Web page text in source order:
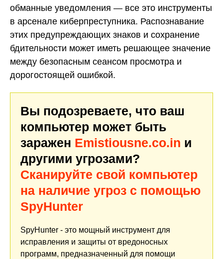
обманные уведомления — все это инструменты
в арсенале киберпреступника. Распознавание
этих предупреждающих знаков и сохранение
бдительности может иметь решающее значение
между безопасным сеансом просмотра и
дорогостоящей ошибкой.
Вы подозреваете, что ваш
компьютер может быть
заражен Emistiousne.co.in и
другими угрозами?
Сканируйте свой компьютер
на наличие угроз с помощью
SpyHunter
SpyHunter - это мощный инструмент для
исправления и защиты от вредоносных
программ, предназначенный для помощи